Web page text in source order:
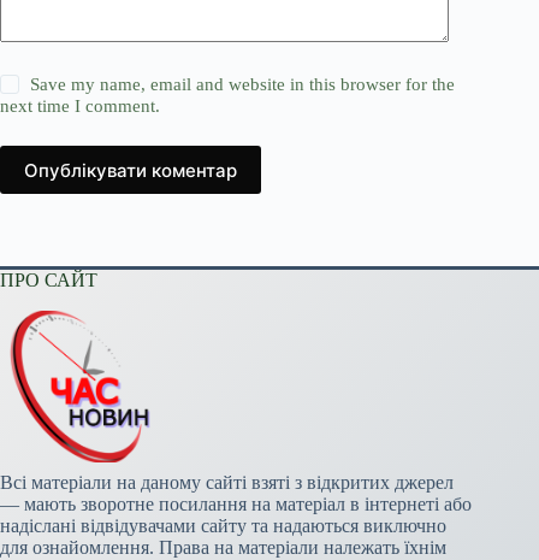
Save my name, email and website in this browser for the
next time I comment.
Опублікувати коментар
ПРО САЙТ
Всі матеріали на даному сайті взяті з відкритих джерел
— мають зворотне посилання на матеріал в інтернеті або
надіслані відвідувачами сайту та надаються виключно
для ознайомлення. Права на матеріали належать їхнім